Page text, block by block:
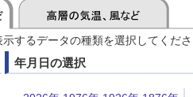
するデータの種類を選択してくだ
年月日の選択